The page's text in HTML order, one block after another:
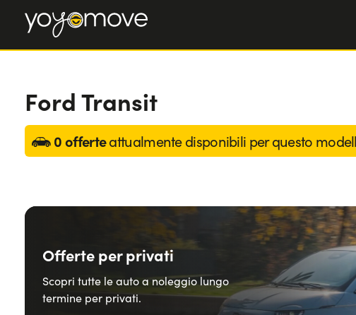
Ford Transit
0 offerteattualmente disponibili per questo
Offerte per privati
Scopri tutte le auto a noleggio lungo
termine per privati.